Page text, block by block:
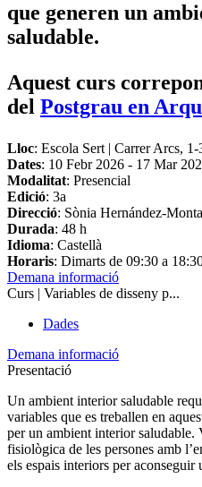
que generen un
saludable.
Aquest curs
del Postgrau en
Lloc: Escola Sert | Carrer Arcs,
Dates: 10 Febr 2026 - 17 Mar
Modalitat: Presencial
Edició: 3a
Direcció: Sònia Hernández-
Durada: 48 h
Idioma: Castellà
Horaris: Dimarts de 09:30 a
Demana informació
Curs | Variables de disseny p...
Dades
Demana informació
Presentació
Un ambient interior saludable
variables que es treballen en
per un ambient interior saludable.
fisiològica de les persones amb
els espais interiors per